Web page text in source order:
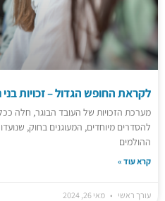
לקראת החופש הגדול – זכויות בני
מערכת הזכויות של העובד הבוגר, חלה
להסדרים מיוחדים, המעוגנים בחוק,
ההולמים
קרא עוד »
עורך ראשי מאי 26, 2024